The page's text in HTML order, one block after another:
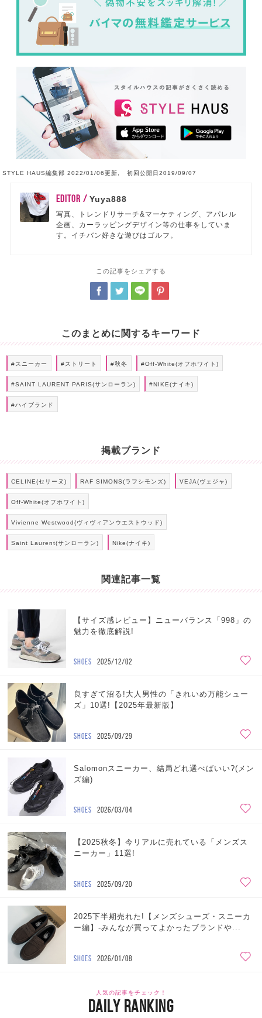
STYLE HAUS編集部 2022/01/06更新, 初回公開日2019/09/07
EDITOR /Yuya888
写真、トレンドリサーチ&マーケティング、アパレル
企画、カーラッピングデザイン等の仕事をしていま
す。イチバン好きな遊びはゴルフ。
この記事をシェアする
このまとめに関するキーワード
#スニーカー #ストリート #秋冬 #Off-White(オフホワイト)
#SAINT LAURENT PARIS(サンローラン) #NIKE(ナイキ)
#ハイブランド
掲載ブランド
CELINE(セリーヌ) RAF SIMONS(ラフシモンズ) VEJA(ヴェジャ)
Off-White(オフホワイト)
Vivienne Westwood(ヴィヴィアンウエストウッド)
Saint Laurent(サンローラン) Nike(ナイキ)
関連記事一覧
【サイズ感レビュー】ニューバランス「998」の
魅力を徹底解説!
SHOES 2025/12/02
良すぎて沼る!大人男性の「きれいめ万能シュー
ズ」10選!【2025年最新版】
SHOES 2025/09/29
Salomonスニーカー、結局どれ選べばいい?(メン
ズ編)
SHOES 2026/03/04
【2025秋冬】今リアルに売れている「メンズス
ニーカー」11選!
SHOES 2025/09/20
2025下半期売れた!【メンズシューズ・スニーカ
ー編】-みんなが買ってよかったブランドや...
SHOES 2026/01/08
人気の記事をチェック！
DAILY RANKING